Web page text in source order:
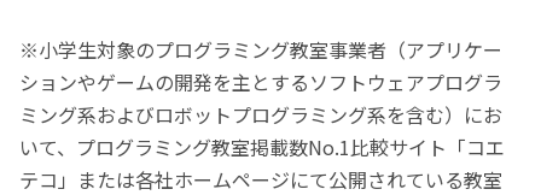
※小学生対象のプログラミング教室事業者（アプリケー
ションやゲームの開発を主とするソフトウェアプログラ
ミング系およびロボットプログラミング系を含む）にお
いて、プログラミング教室掲載数No.1比較サイト「コエ
テコ」または各社ホームページにて公開されている教室